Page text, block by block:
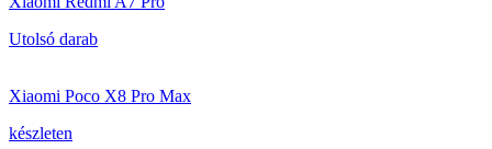
Utolsó darab
Xiaomi Poco X8 Pro Max
készleten